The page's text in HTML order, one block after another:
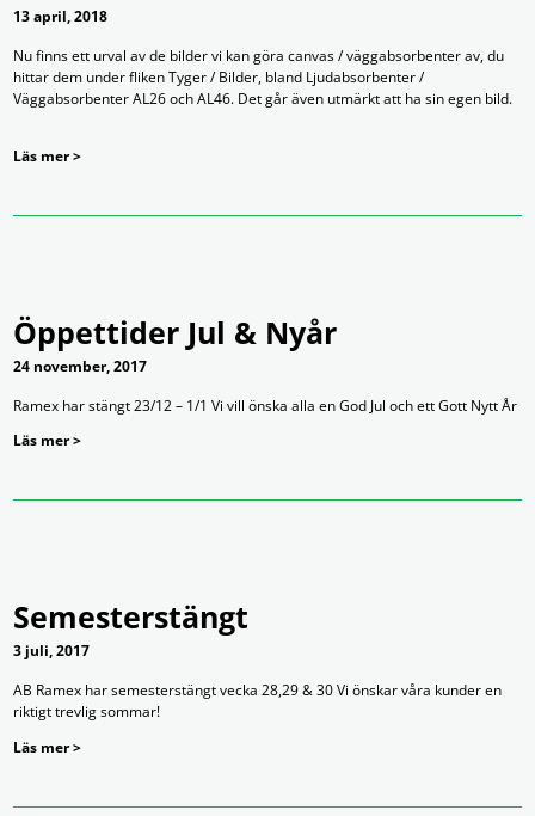
13 april, 2018
Nu finns ett urval av de bilder vi kan göra canvas / väggabsorbenter av, du
hittar dem under fliken Tyger / Bilder, bland Ljudabsorbenter /
Väggabsorbenter AL26 och AL46. Det går även utmärkt att ha sin egen bild.
Läs mer >
Öppettider Jul & Nyår
24 november, 2017
Ramex har stängt 23/12 – 1/1 Vi vill önska alla en God Jul och ett Gott Nytt År
Läs mer >
Semesterstängt
3 juli, 2017
AB Ramex har semesterstängt vecka 28,29 & 30 Vi önskar våra kunder en
riktigt trevlig sommar!
Läs mer >